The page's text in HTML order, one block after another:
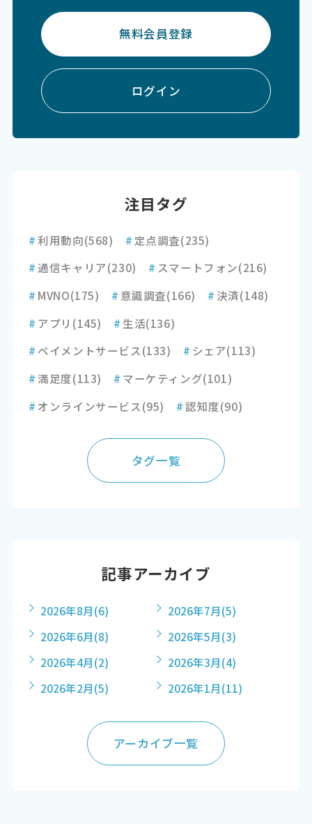
無料会員登録
ログイン
注目タグ
#利用動向(568) # 定点調査(235)
#通信キャリア(230) # スマートフォン(216)
# MVNO(175) # 意識調査(166) # 決済(148)
# アプリ (145) # 生活(136)
# ペイメントサービス(133) # シェア(113)
#満足度(113) # マーケティング(101)
# オンラインサービス(95) #認知度(90)
タグ一覧
記事アーカイブ
2026年8月(6) 2026年7月(5)
2026年6月(8) 2026年5月(3)
2026年4月(2) 2026年3月(4)
2026年2月(5) 2026年1月(11)
アーカイブ一覧